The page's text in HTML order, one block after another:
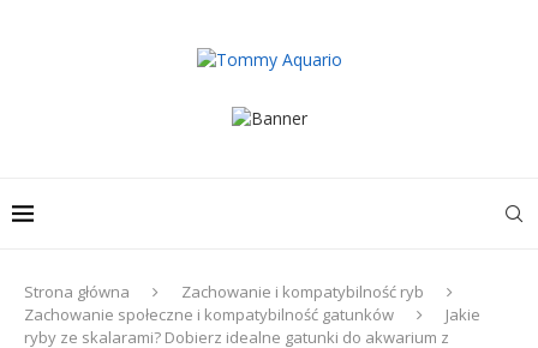
Strona główna
Zachowanie i kompatybilność ryb
Zachowanie społeczne i kompatybilność gatunków
Jakie
ryby ze skalarami? Dobierz idealne gatunki do akwarium z